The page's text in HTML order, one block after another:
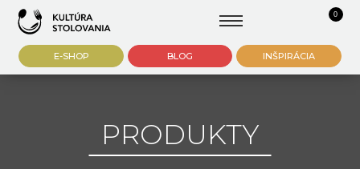
0
E-SHOP BLOG INŠPIRÁCIA
PRODUKTY